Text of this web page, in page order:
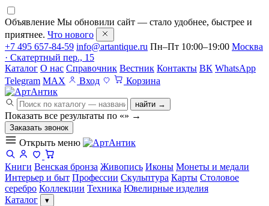
Объявление Мы обновили сайт — стало удобнее, быстрее и
приятнее. Что нового
+7 495 657-84-59 info@artantique.ru Пн–Пт 10:00–19:00 Москва
· Скатертный пер., 15
Каталог О нас Справочник Вестник Контакты ВК WhatsApp
Telegram MAX Вход Корзина
найти →
Показать все результаты по «» →
Заказать звонок
Открыть меню
Книги Венская бронза Живопись Иконы Монеты и медали
Интерьер и быт Профессии Скульптура Карты Столовое
серебро Коллекции Техника Ювелирные изделия
Каталог
▾